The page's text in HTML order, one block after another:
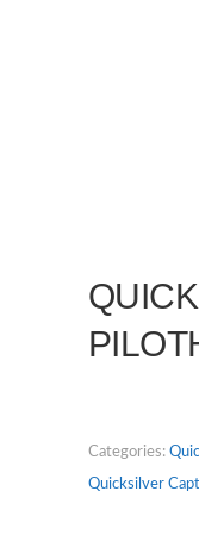
Categories:
Quicksilver